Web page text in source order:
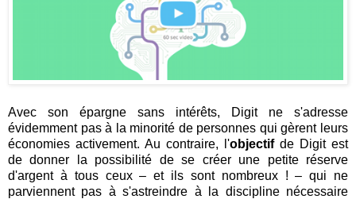
Avec son épargne sans intérêts, Digit ne s'adresse
évidemment pas à la minorité de personnes qui gèrent leurs
économies activement. Au contraire, l'objectifde Digit est
de donner la possibilité de se créer une petite réserve
d'argent à tous ceux – et ils sont nombreux ! – qui ne
parviennent pas à s'astreindre à la discipline nécessaire